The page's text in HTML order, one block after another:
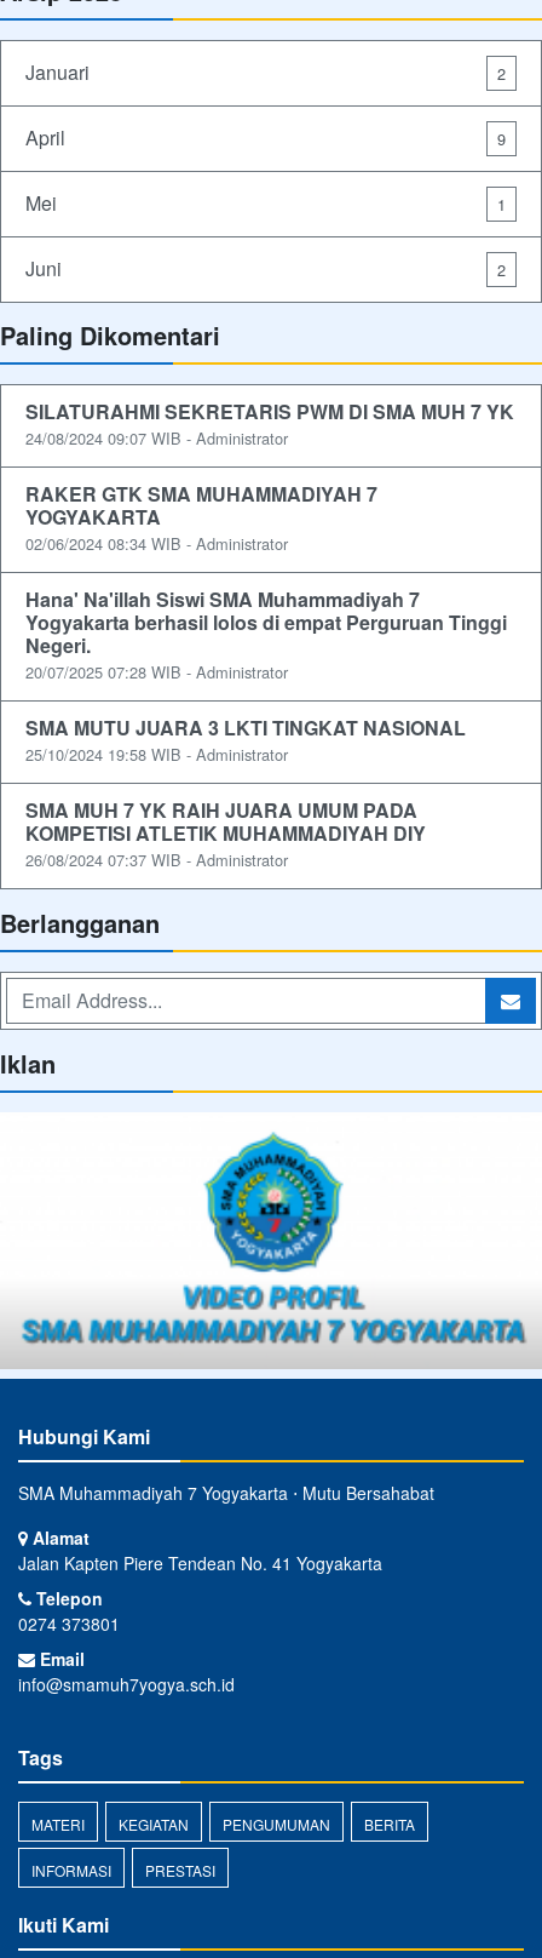
Januari 2
April 9
Mei 1
Juni 2
Paling Dikomentari
SILATURAHMI SEKRETARIS PWM DI SMA MUH 7 YK
24/08/2024 09:07 WIB - Administrator
RAKER GTK SMA MUHAMMADIYAH 7
YOGYAKARTA
02/06/2024 08:34 WIB - Administrator
Hana' Na'illah Siswi SMA Muhammadiyah 7
Yogyakarta berhasil lolos di empat Perguruan Tinggi
Negeri.
20/07/2025 07:28 WIB - Administrator
SMA MUTU JUARA 3 LKTI TINGKAT NASIONAL
25/10/2024 19:58 WIB - Administrator
SMA MUH 7 YK RAIH JUARA UMUM PADA
KOMPETISI ATLETIK MUHAMMADIYAH DIY
26/08/2024 07:37 WIB - Administrator
Berlangganan
Iklan
Hubungi Kami
SMA Muhammadiyah 7 Yogyakarta ⋅ Mutu Bersahabat
Alamat
Jalan Kapten Piere Tendean No. 41 Yogyakarta
Telepon
0274 373801
Email
info@smamuh7yogya.sch.id
Tags
MATERI KEGIATAN PENGUMUMAN BERITA
INFORMASI PRESTASI
Ikuti Kami